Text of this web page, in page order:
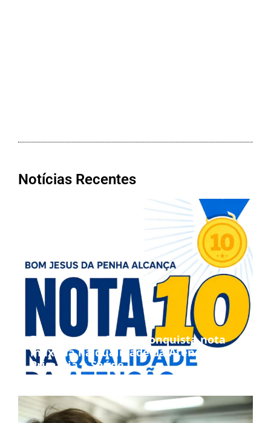
Notícias Recentes
Bom Jesus da Penha conquista nota
máxima na qualidade da Atenção
Primária à Saúde